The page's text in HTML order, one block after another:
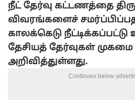
நீட் தேர்வு கட்டணத்தை
விவரங்களைச்
காலக்கெடு
தேசியத் தேர்வுகள் முகமை
அறிவித்துள்ளது.
Continues below